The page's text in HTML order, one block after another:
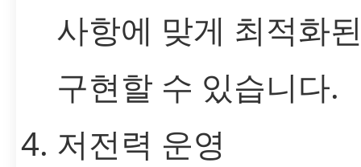
사항에 맞게 최적화
구현할 수 있습니다.
저전력 운영